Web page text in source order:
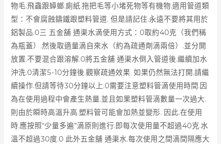
物毛.飛蟲跟蟑螂.廁紙.拖把毛等小堵死物等有機物.適用管道類
型：不會腐蝕鑄鐵跟塑料管道. 但是請記住.永遠不要將其用於
鋁製品.0三 五金舖 通渠水滴使用方式：0取約40克（我們稱
為瓶蓋）.然後取適量滴自來水（約為疏通劑滴兩倍）.並分開
放置.不要混合跟溶解.0將五金舖 通渠水倒入管道後.繼續加水
沖洗.0清潔5-10分鐘後.觀察疏通效果. 如果仍然無法打開.請繼
續操作.但請等待30分鐘以上.0需要注意塑料管滴使用時間.因
為在使用過程中會產生熱量.並且如果塑料管滴數量一次過大.
則由於瞬時高溫升高.塑料管可能會加熱並變形. 因此.在使用
時.應按照“少量多遍”滴原則進行.即每次使用量不超過40克.水
溫不超過30度.0 此外五金舖 通渠水.每次使用之間滴間隔應大